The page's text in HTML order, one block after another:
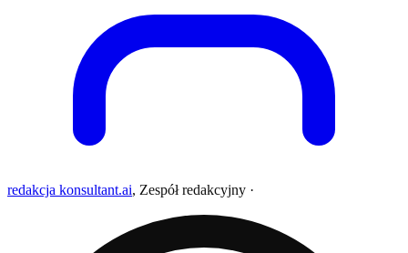
redakcja konsultant.ai, Zespół redakcyjny ·